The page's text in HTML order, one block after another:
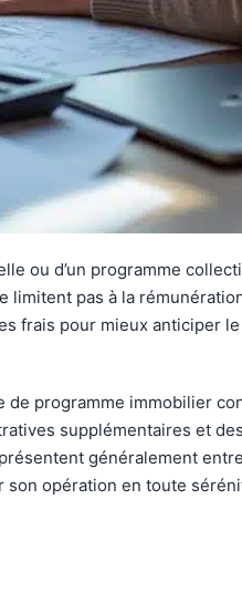
ou d’un programme
limitent pas à la
frais pour mieux anticiper
de programme immobilier
supplémentaires et
généralement
son opération en toute